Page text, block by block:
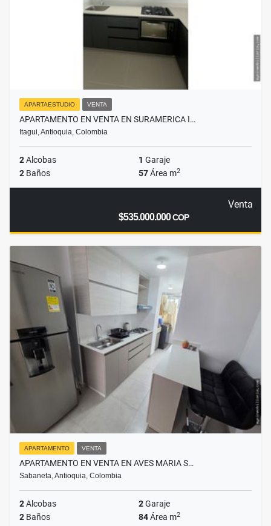
APARTAESTUDIO VENTA
APARTAMENTO EN VENTA EN SURAMERICA I…
Itagui, Antioquia, Colombia
2Alcobas 1 Garaje
2 Baños 57Área m2
Venta
$535.000.000COP
APARTAMENTO VENTA
APARTAMENTO EN VENTA EN AVES MARIA S…
Sabaneta, Antioquia, Colombia
2Alcobas 2Garaje
2 Baños 84Área m2